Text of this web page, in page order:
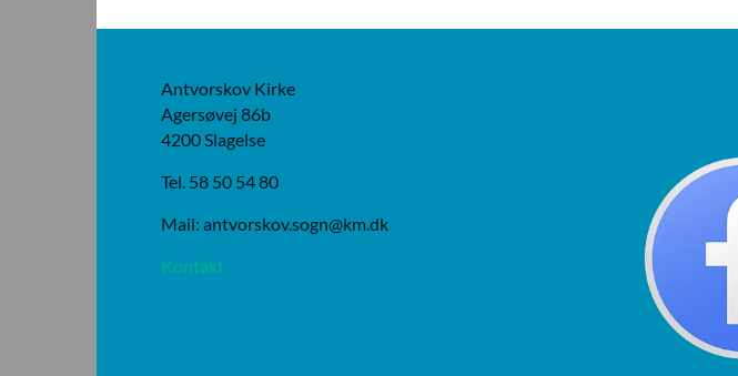
Antvorskov Kirke
Agersøvej 86b
4200 Slagelse
Tel. 58 50 54 80
Mail: antvorskov.sogn@km.dk
Kontakt